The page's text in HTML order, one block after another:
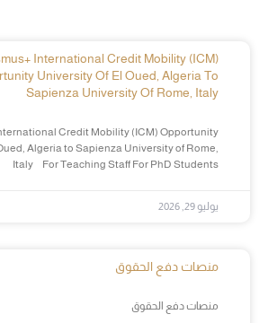
International Credit Mobility (ICM)
University Of El Oued, Algeria To
Sapienza University Of Rome, Italy
Credit Mobility (ICM) Opportunity
Algeria to Sapienza University of Rome,
Italy For Teaching Staff For PhD Students
يوليو 29, 2026
منصات دفع الحقوق
منصات دفع الحقوق